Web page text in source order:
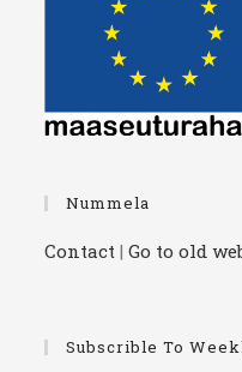
Nummela
Contact |Go to old
Subscrible To